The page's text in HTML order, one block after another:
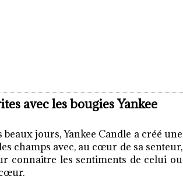
avec les bougies Yankee
jours, Yankee Candle a créé une
champs avec, au cœur de sa senteur,
connaître les sentiments de celui ou